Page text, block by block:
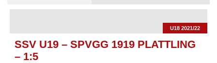
U18 2021/22
SSV U19 – SPVGG 1919 PLATTLING
– 1:5